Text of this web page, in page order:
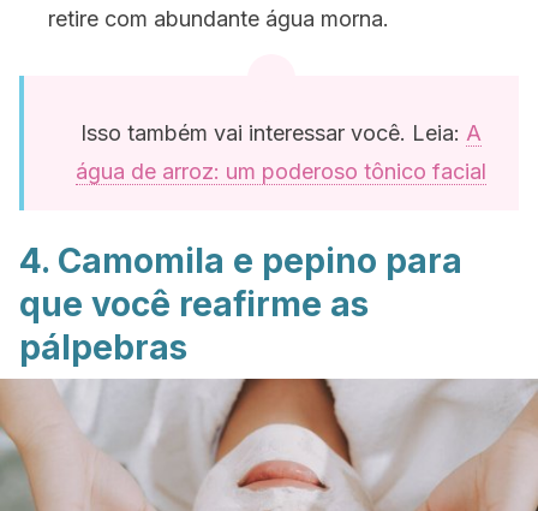
retire com abundante água morna.
Isso também vai interessar você. Leia: A
água de arroz: um poderoso tônico facial
4. Camomila e pepino para
que você reafirme as
pálpebras